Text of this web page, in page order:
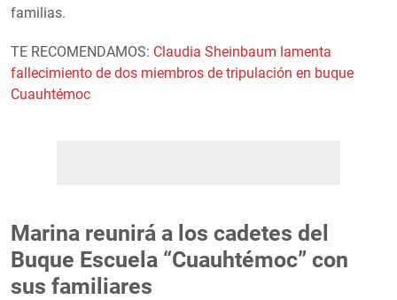
familias.
TE RECOMENDAMOS: Claudia Sheinbaum lamenta
fallecimiento de dos miembros de tripulación en buque
Cuauhtémoc
Marina reunirá a los cadetes del
Buque Escuela “Cuauhtémoc” con
sus familiares